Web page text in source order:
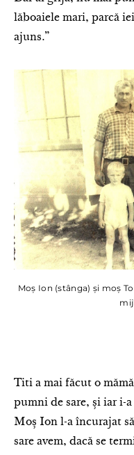
lăboaiele mari, parcă
ajuns.”
Moș Ion (stânga) și moș
Titi a mai făcut o
pumni de sare, și iar i-
Moș Ion l-a încurajat
sare avem, dacă se